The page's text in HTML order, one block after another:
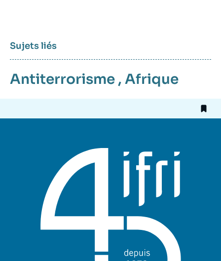
Sujets liés
Antiterrorisme , Afrique